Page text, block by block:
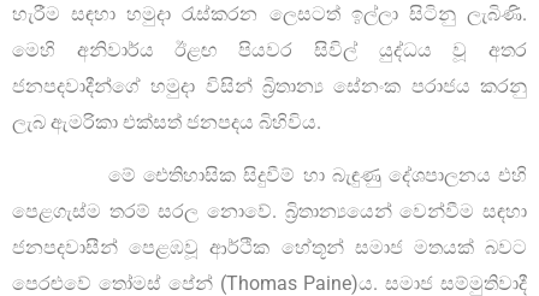
හැරීම සඳහා හමුදා රැස්කරන ලෙසටත් ඉල්ලා සිටිනු ලැබිණි.
මෙහි අනිවාර්ය ඊළඟ පියවර සිවිල් යුද්ධය වූ අතර
ජනපදවාදීන්ගේ හමුදා විසින් බ්‍රිතාන්‍ය සේනංක පරාජය කරනු
ලැබ ඇමරිකා එක්සත් ජනපදය බිහිවිය.
මේ ඓතිහාසික සිදුවීම් හා බැඳුණු දේශපාලනය එහි
පෙළගැස්ම තරම් සරල නොවේ. බ්‍රිතාන්‍යයෙන් වෙන්වීම සඳහා
ජනපදවාසීන් පෙළඹවූ ආර්ථික හේතූන් සමාජ මතයක් බවට
පෙරළුවේ තෝමස් පේන් (Thomas Paine)ය. සමාජ සම්මුතිවාදී